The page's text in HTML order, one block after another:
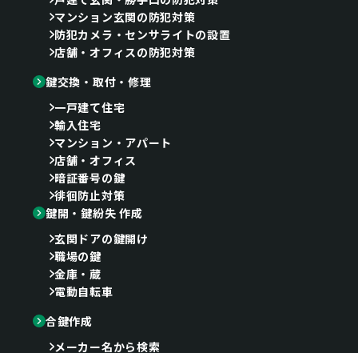
マンション玄関の防犯対策
防犯カメラ・センサライトの設置
店舗・オフィスの防犯対策
鍵交換・取付・修理
一戸建て住宅
輸入住宅
マンション・アパート
店舗・オフィス
暗証番号の鍵
徘徊防止対策
鍵開・鍵紛失 作成
玄関ドアの鍵開け
職場の鍵
金庫・蔵
電動自転車
合鍵作成
メーカー名から検索